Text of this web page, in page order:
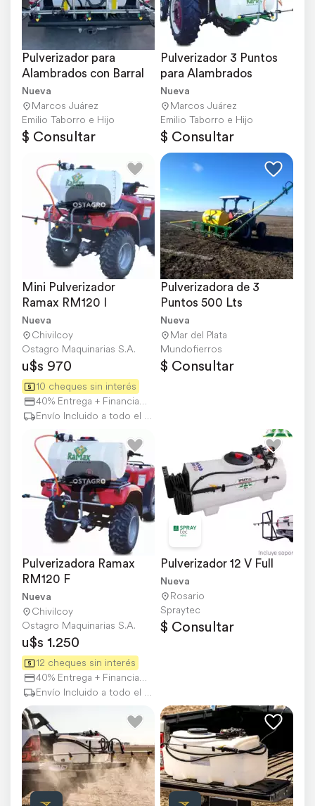
Pulverizador para
Alambrados con Barral
Nueva
Marcos Juárez
Emilio Taborro e Hijo
$ Consultar
Pulverizador 3 Puntos
para Alambrados
Nueva
Marcos Juárez
Emilio Taborro e Hijo
$ Consultar
Mini Pulverizador
Ramax RM120 I
Nueva
Chivilcoy
Ostagro Maquinarias S.A.
u$s 970
10 cheques sin interés
40% Entrega + Financiación
Envío Incluido a todo el país
Pulverizadora de 3
Puntos 500 Lts
Nueva
Mar del Plata
Mundofierros
$ Consultar
Pulverizadora Ramax
RM120 F
Nueva
Chivilcoy
Ostagro Maquinarias S.A.
u$s 1.250
12 cheques sin interés
40% Entrega + Financiación
Envío Incluido a todo el país
Pulverizador 12 V Full
Nueva
Rosario
Spraytec
$ Consultar